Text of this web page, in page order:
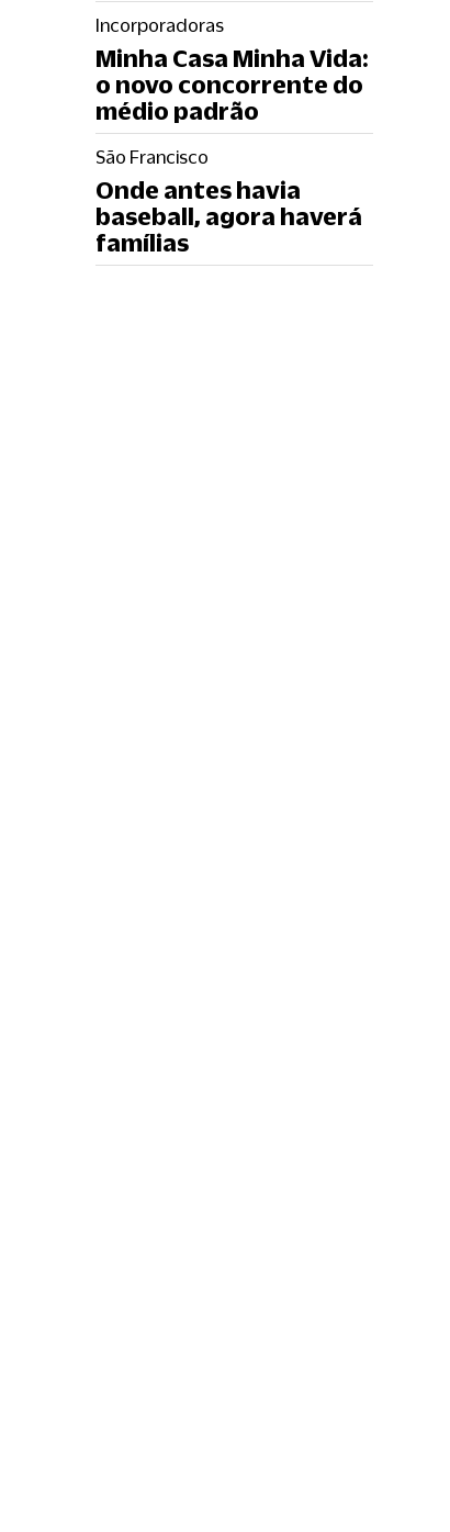
Incorporadoras
Minha Casa Minha Vida:
o novo concorrente do
médio padrão
São Francisco
Onde antes havia
baseball, agora haverá
famílias